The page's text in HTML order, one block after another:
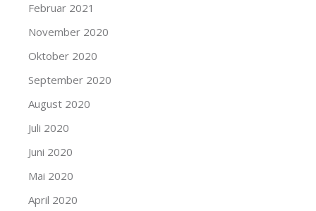
Februar 2021
November 2020
Oktober 2020
September 2020
August 2020
Juli 2020
Juni 2020
Mai 2020
April 2020